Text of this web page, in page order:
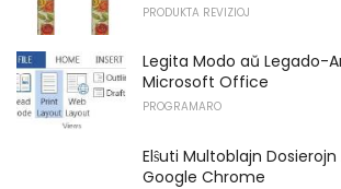
PRODUKTA REVIZIOJ
Legita Modo aŭ Legado-
Microsoft Office
PROGRAMARO
Elŝuti Multoblajn
Google Chrome